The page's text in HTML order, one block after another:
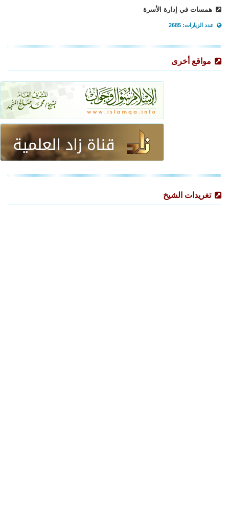
همسات في إدارة الأسرة
عدد الزيارات: 2685
مواقع أخرى
تغريدات الشيخ